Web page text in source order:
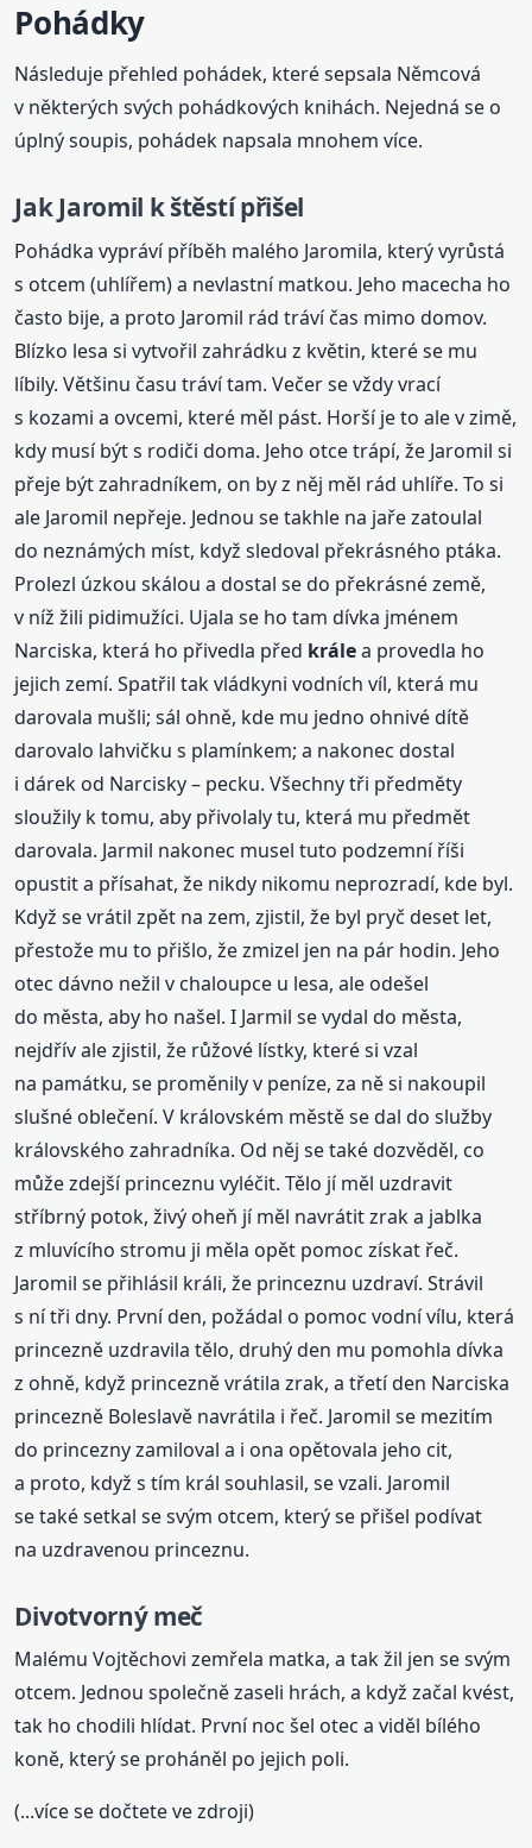
Pohádky
Následuje přehled pohádek, které sepsala Němcová
v některých svých pohádkových knihách. Nejedná se o
úplný soupis, pohádek napsala mnohem více.
Jak Jaromil k štěstí přišel
Pohádka vypráví příběh malého Jaromila, který vyrůstá
s otcem (uhlířem) a nevlastní matkou. Jeho macecha ho
často bije, a proto Jaromil rád tráví čas mimo domov.
Blízko lesa si vytvořil zahrádku z květin, které se mu
líbily. Většinu času tráví tam. Večer se vždy vrací
s kozami a ovcemi, které měl pást. Horší je to ale v zimě,
kdy musí být s rodiči doma. Jeho otce trápí, že Jaromil si
přeje být zahradníkem, on by z něj měl rád uhlíře. To si
ale Jaromil nepřeje. Jednou se takhle na jaře zatoulal
do neznámých míst, když sledoval překrásného ptáka.
Prolezl úzkou skálou a dostal se do překrásné země,
v níž žili pidimužíci. Ujala se ho tam dívka jménem
Narciska, která ho přivedla před králea provedla ho
jejich zemí. Spatřil tak vládkyni vodních víl, která mu
darovala mušli; sál ohně, kde mu jedno ohnivé dítě
darovalo lahvičku s plamínkem; a nakonec dostal
i dárek od Narcisky – pecku. Všechny tři předměty
sloužily k tomu, aby přivolaly tu, která mu předmět
darovala. Jarmil nakonec musel tuto podzemní říši
opustit a přísahat, že nikdy nikomu neprozradí, kde byl.
Když se vrátil zpět na zem, zjistil, že byl pryč deset let,
přestože mu to přišlo, že zmizel jen na pár hodin. Jeho
otec dávno nežil v chaloupce u lesa, ale odešel
do města, aby ho našel. I Jarmil se vydal do města,
nejdřív ale zjistil, že růžové lístky, které si vzal
na památku, se proměnily v peníze, za ně si nakoupil
slušné oblečení. V královském městě se dal do služby
královského zahradníka. Od něj se také dozvěděl, co
může zdejší princeznu vyléčit. Tělo jí měl uzdravit
stříbrný potok, živý oheň jí měl navrátit zrak a jablka
z mluvícího stromu ji měla opět pomoc získat řeč.
Jaromil se přihlásil králi, že princeznu uzdraví. Strávil
s ní tři dny. První den, požádal o pomoc vodní vílu, která
princezně uzdravila tělo, druhý den mu pomohla dívka
z ohně, když princezně vrátila zrak, a třetí den Narciska
princezně Boleslavě navrátila i řeč. Jaromil se mezitím
do princezny zamiloval a i ona opětovala jeho cit,
a proto, když s tím král souhlasil, se vzali. Jaromil
se také setkal se svým otcem, který se přišel podívat
na uzdravenou princeznu.
Divotvorný meč
Malému Vojtěchovi zemřela matka, a tak žil jen se svým
otcem. Jednou společně zaseli hrách, a když začal kvést,
tak ho chodili hlídat. První noc šel otec a viděl bílého
koně, který se proháněl po jejich poli.
(...více se dočtete ve zdroji)